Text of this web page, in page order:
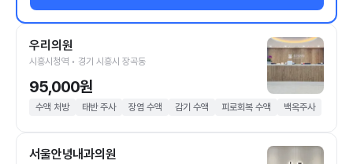
우리의원
시흥시청역 • 경기 시흥시 장곡동
95,000원
수액 처방 태반 주사 장염 수액 감기 수액 피로회복 수액 백옥주사
서울안녕내과의원